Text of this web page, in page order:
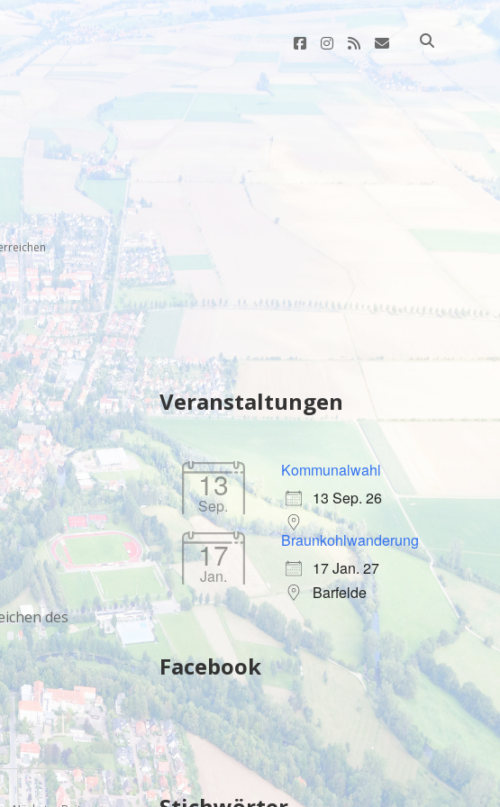
facebookinstagram
rss E-
des
Sidebar
Veranstaltungen
13
Sep.
Kommunalwahl
13 Sep. 26
17
Jan.
Braunkohlwanderung
17 Jan. 27
Barfelde
Facebook